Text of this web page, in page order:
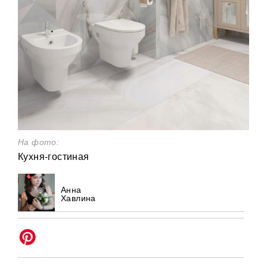
На фото:
Кухня-гостиная
Анна
Хавлина